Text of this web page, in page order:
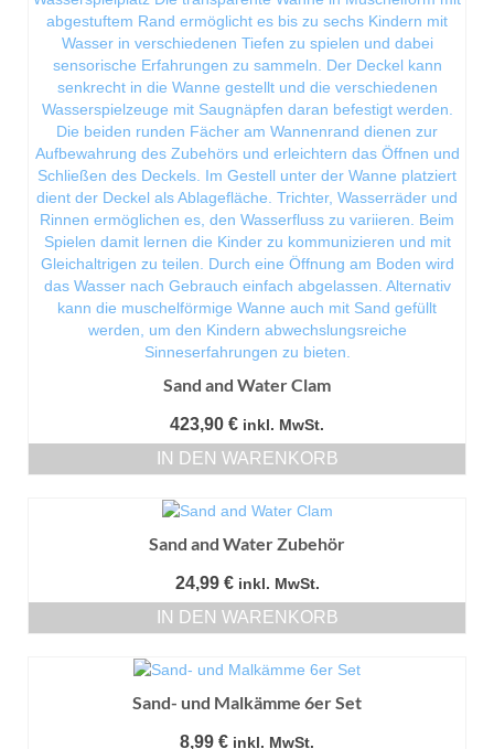
Sand and Water Clam
423,90 € inkl. MwSt.
IN DEN WARENKORB
Sand and Water Zubehör
24,99 € inkl. MwSt.
IN DEN WARENKORB
Sand- und Malkämme 6er Set
8,99 € inkl. MwSt.